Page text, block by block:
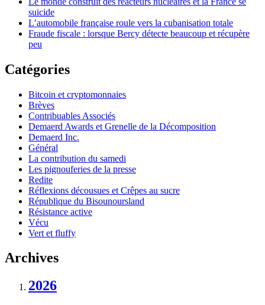
suicide
L’automobile française roule vers la cubanisation totale
Fraude fiscale : lorsque Bercy détecte beaucoup et récupère
peu
Catégories
Bitcoin et cryptomonnaies
Brèves
Contribuables Associés
Demaerd Awards et Grenelle de la Décomposition
Demaerd Inc.
Général
La contribution du samedi
Les pignouferies de la presse
Redite
Réflexions décousues et Crêpes au sucre
République du Bisounoursland
Résistance active
Vécu
Vert et fluffy
Archives
2026